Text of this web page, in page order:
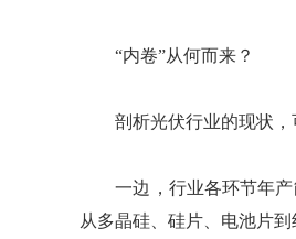
“内卷”从何而来？
剖析光伏行业的现状，
一边，行业各环节年产能
从多晶硅、硅片、电池片到